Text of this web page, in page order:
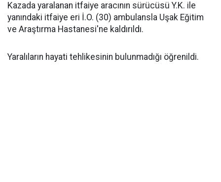
Kazada yaralanan itfaiye aracının sürücüsü Y.K. ile
yanındaki itfaiye eri İ.O. (30) ambulansla Uşak Eğitim
ve Araştırma Hastanesi'ne kaldırıldı.
Yaralıların hayati tehlikesinin bulunmadığı öğrenildi.